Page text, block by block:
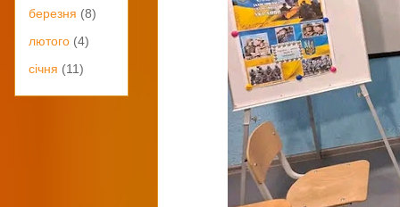
березня (8)
лютого (4)
січня (11)